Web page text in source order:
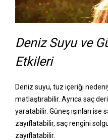
Deniz Suyu ve
Etkileri
Deniz suyu, tuz içeriği
matlaştırabilir. Ayrıca saç
yaratabilir. Güneş ışınları ise
zayıflatabilir, saç rengini
zayıflatabilir.